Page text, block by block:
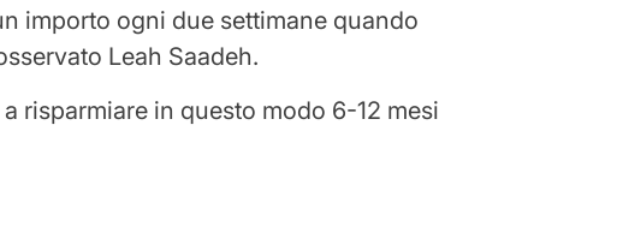
importo ogni due settimane quando
Leah Saadeh.
risparmiare in questo modo 6-12 mesi